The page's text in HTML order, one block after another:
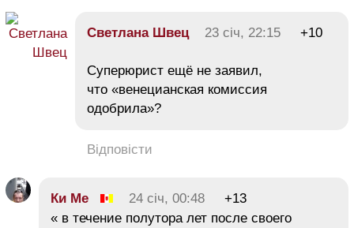
Светлана Швец 23 січ, 22:15 +10
Суперюрист ещё не заявил,
что «венецианская комиссия
одобрила»?
Відповісти
Ки Ме 24 січ, 00:48
+13
« в течение полутора лет после своего